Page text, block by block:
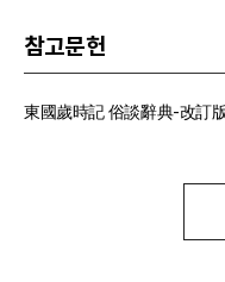
참고문헌
東國歲時記 俗談辭典-改訂